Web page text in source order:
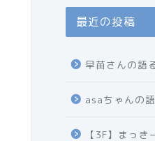
最近の投稿
早苗さんの語
asaちゃんの
【3F】まっ